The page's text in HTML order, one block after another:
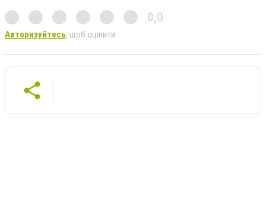
0,0
Авторизуйтесь, щоб оцінити